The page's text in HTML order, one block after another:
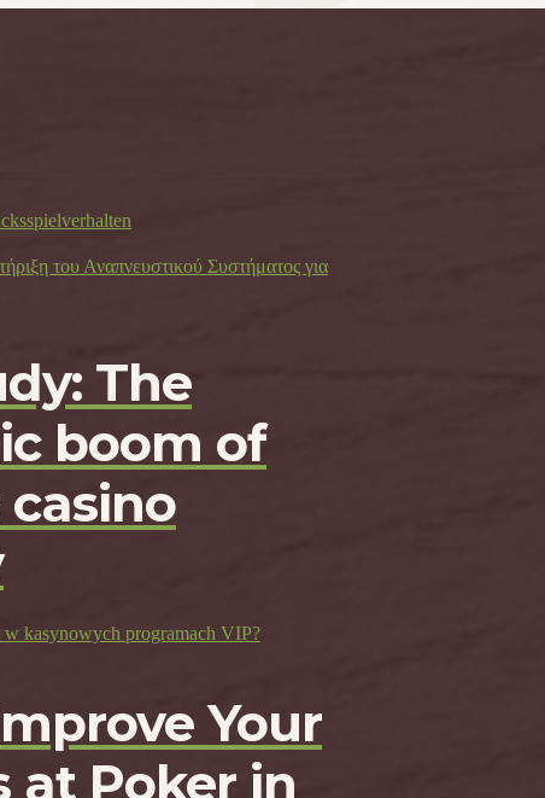
του Αναπνευστικού Συστήματος για
The
boom of
casino
w kasynowych programach VIP?
Your
at Poker in